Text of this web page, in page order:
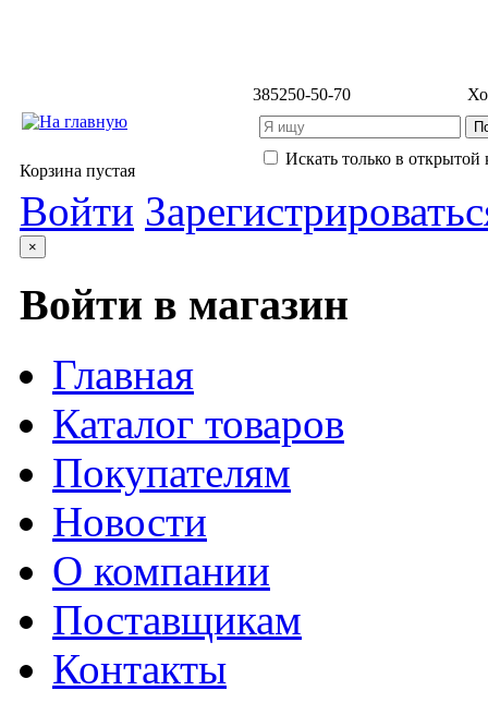
385250-50-70
Искать только в открытой
Корзина пустая
Войти
×
Войти в магазин
Главная
Каталог товаров
Покупателям
Новости
О компании
Поставщикам
Контакты